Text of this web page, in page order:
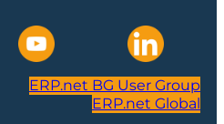
ERP.net BG User Group
ERP.net Global